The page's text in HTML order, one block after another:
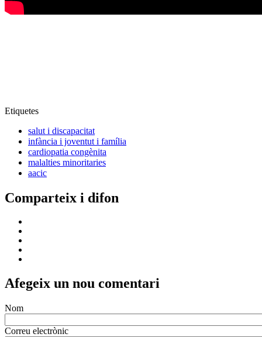
Etiquetes
salut i discapacitat
infància i joventut i família
cardiopatia congènita
malalties minoritaries
aacic
Comparteix i difon
Afegeix un nou comentari
Nom
Correu electrònic